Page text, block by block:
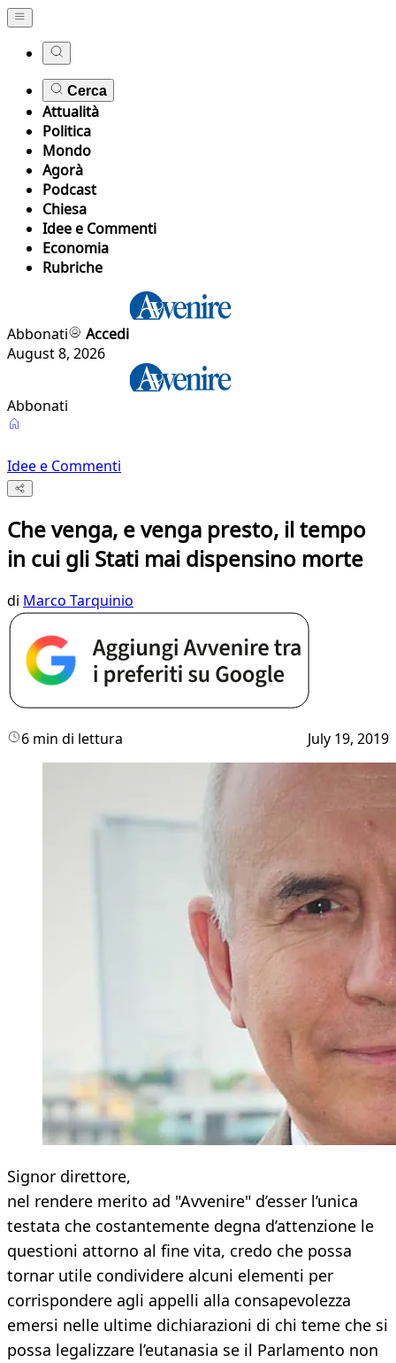
Cerca
Attualità
Politica
Mondo
Agorà
Podcast
Chiesa
Idee e Commenti
Economia
Rubriche
Abbonati
Accedi
August 8, 2026
Abbonati
Idee e Commenti
Che venga, e venga presto, il tempo
in cui gli Stati mai dispensino morte
di Marco Tarquinio
6 min di lettura July 19, 2019
Signor direttore,
nel rendere merito ad "Avvenire" d’esser l’unica
testata che costantemente degna d’attenzione le
questioni attorno al fine vita, credo che possa
tornar utile condividere alcuni elementi per
corrispondere agli appelli alla consapevolezza
emersi nelle ultime dichiarazioni di chi teme che si
possa legalizzare l’eutanasia se il Parlamento non